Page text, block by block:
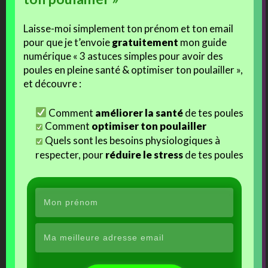
Replyto this Comment
Commented on: mai 23, 2016
Bonjour,
je cherche un coq et deux poules Ardennaise dorée comment peut on
faire pour les acheter?
Reply to this Comment
Laisse-moi simplement ton prénom et ton email
pour que je t’envoiegratuitement mon guide
numérique « 3 astuces simples pour avoir des
poules en pleine santé & optimiser ton poulailler »,
et découvre :
Comment améliorer la santéde tes poules
Comment optimiser ton poulailler
Quels sont les besoins physiologiques à
respecter, pourréduire le stressde tes poules